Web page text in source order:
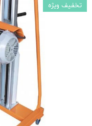
تخفیف ویژه